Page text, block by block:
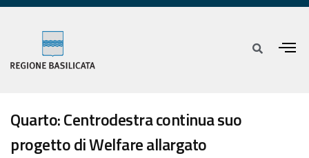
Quarto: Centrodestra continua suo
progetto di Welfare allargato